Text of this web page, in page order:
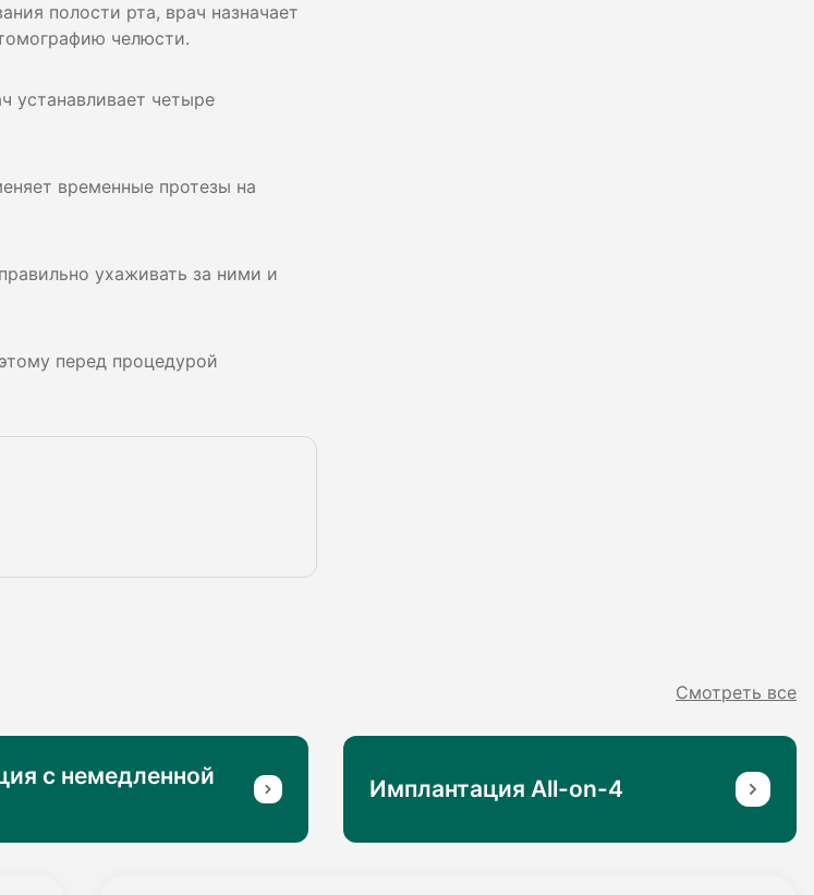
полости рта, врач назначает
челюсти.
устанавливает четыре
временные протезы на
ухаживать за ними и
перед процедурой
Смотреть все
с немедленной
Имплантация All-on-4